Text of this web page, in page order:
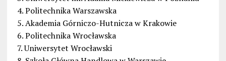
4. Politechnika Warszawska
5. Akademia Górniczo-Hutnicza w Krakowie
6. Politechnika Wrocławska
7. Uniwersytet Wrocławski